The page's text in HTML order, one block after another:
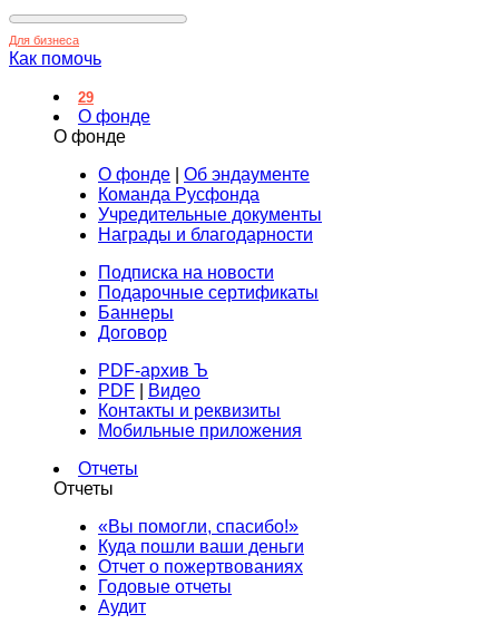
Для бизнеса
Как помочь
29
О фонде
О фонде
О фонде
Об эндаументе
Команда Русфонда
Учредительные документы
Награды и благодарности
Подписка на новости
Подарочные сертификаты
Баннеры
Договор
PDF-архив Ъ
PDF
Видео
Контакты и реквизиты
Мобильные приложения
Отчеты
Отчеты
«Вы помогли, спасибо!»
Куда пошли ваши деньги
Отчет о пожертвованиях
Годовые отчеты
Аудит